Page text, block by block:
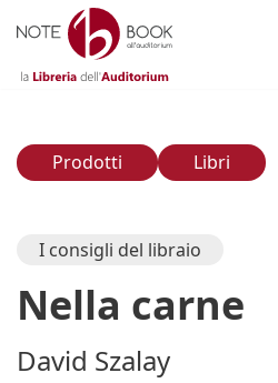
al
Prodotti
Libri
I consigli del libraio
Nella carne
David Szalay